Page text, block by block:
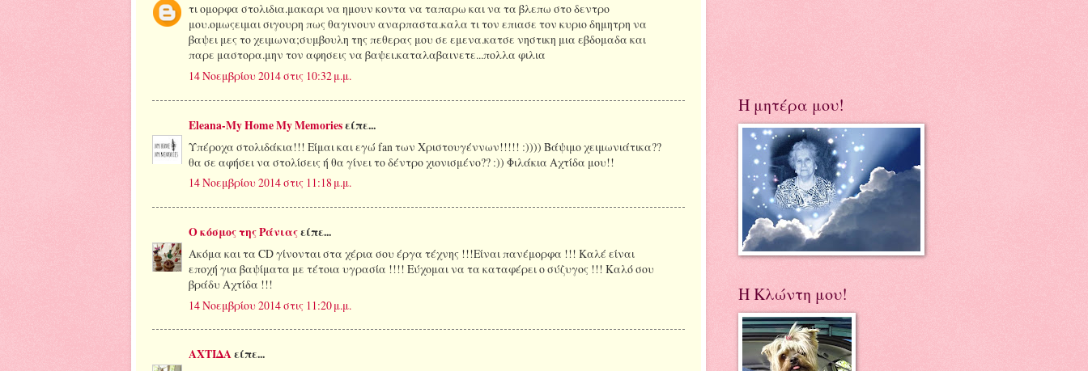
τι ομορφα στολιδια.μακαρι να ημουν κοντα να ταπαρω και να τα βλεπω στο δεντρο
μου.ομωςειμαι σιγουρη πως θαγινουν αναρπαστα.καλα τι τον επιασε τον κυριο δημητρη να
βαψει μες το χειμωνα;συμβουλη της πεθερας μου σε εμενα.κατσε νηστικη μια εβδομαδα και
παρε μαστορα.μην τον αφησεις να βαψει.καταλαβαινετε...πολλα φιλια
14 Νοεμβρίου 2014 στις 10:32 μ.μ.
Eleana-My Home My Memoriesείπε...
Υπέροχα στολιδάκια!!! Είμαι και εγώ fan των Χριστουγέννων!!!!! :)))) Βάψιμο χειμωνιάτικα??
θα σε αφήσει να στολίσεις ή θα γίνει το δέντρο χιονισμένο?? :)) Φιλάκια Αχτίδα μου!!
14 Νοεμβρίου 2014 στις 11:18 μ.μ.
Ο κόσμος της Ράνιαςείπε...
Ακόμα και τα CD γίνονται στα χέρια σου έργα τέχνης !!!Είναι πανέμορφα !!! Καλέ είναι
εποχή για βαψίματα με τέτοια υγρασία !!!! Εύχομαι να τα καταφέρει ο σύζυγος !!! Καλό σου
βράδυ Αχτίδα !!!
14 Νοεμβρίου 2014 στις 11:20 μ.μ.
ΑΧΤΙΔΑείπε...
Η μητέρα μου!
Η Κλώντη μου!